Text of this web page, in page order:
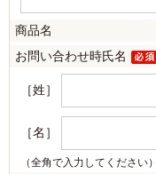
商品名
お問い合わせ時氏名
［姓］
［名］
（全角で入力してください）